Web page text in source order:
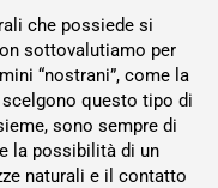
che possiede si
sottovalutiamo per
“nostrani”, come la
scelgono questo tipo di
sono sempre di
la possibilità di un
naturali e il contatto